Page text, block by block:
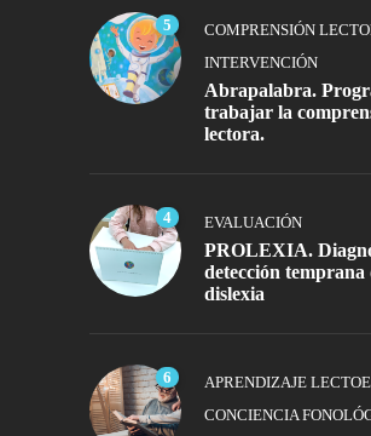
5 COMPRENSIÓN
INTERVENCIÓN
Abrapalabra.
trabajar la
lectora.
4 EVALUACIÓN
PROLEXIA.
detección temprana
dislexia
6 APRENDIZAJE
CONCIENCIA